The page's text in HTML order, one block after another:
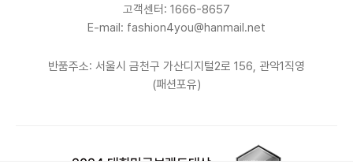
고객센터: 1666-8657
E-mail: fashion4you@hanmail.net
반품주소: 서울시 금천구 가산디지털2로 156, 관악1직영
(패션포유)